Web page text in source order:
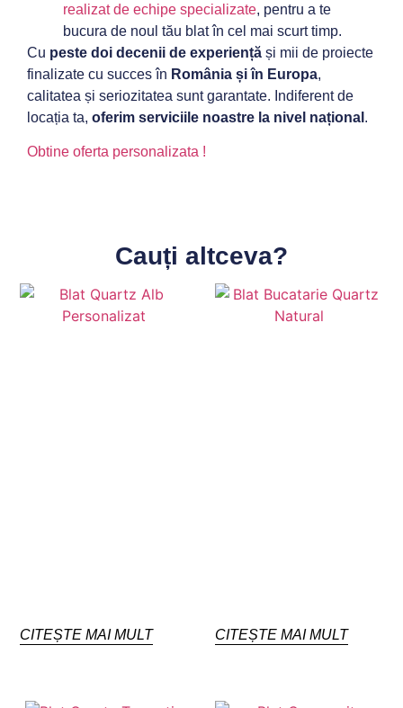
realizat de echipe specializate, pentru a te
bucura de noul tău blat în cel mai scurt timp.
Cu peste doi decenii de experiență și mii de proiecte
finalizate cu succes în România și în Europa,
calitatea și seriozitatea sunt garantate. Indiferent de
locația ta, oferim serviciile noastre la nivel național .
Obtine oferta personalizata !
Cauți altceva?
CITEȘTE MAI MULT CITEȘTE MAI MULT